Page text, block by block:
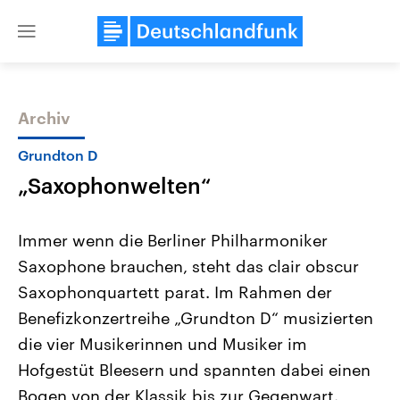
Close
Themen
Landtagswahl Sachsen-Anhalt
2026
Alle Informationen
Sachsen-Anhalt wählt am 6.
September 2026 einen neuen
Landtag. Seit 2021 wird das
Bundesland von einer Koalition aus
USA
Aktuelle Beiträge,
Hintergründe
Wirtschaftlich und
gehören die Vereinigten
mit großem Einfluss auf
Archiv
Grundton D
„Saxophonwelten“
Immer wenn die Berliner Philharmoniker
Saxophone brauchen, steht das clair obscur
Saxophonquartett parat. Im Rahmen der
Benefizkonzertreihe „Grundton D“ musizierten
die vier Musikerinnen und Musiker im
Hofgestüt Bleesern und spannten dabei einen
Bogen von der Klassik bis zur Gegenwart.